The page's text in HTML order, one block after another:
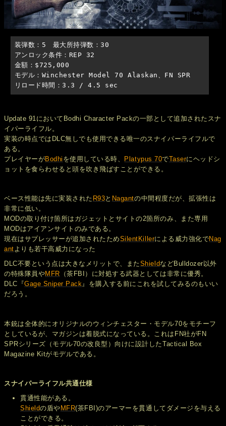
装弾数：5　最大所持弾数：30
アンロック条件：REP 32
金額：$725,000
モデル：Winchester Model 70 Alaskan、FN SPR
リロード時間：3.3 / 4.5 sec
Update 91においてBodhi Character Packの一部として追加されたスナ
イパーライフル。
実装の時点ではDLC無しでも使用できる唯一のスナイパーライフルで
ある。
プレイヤーがBodhi を使用している時、 Platypus 70でTaserにヘッドシ
ョットを食らわせると頭を吹き飛ばすことができる。
ベース性能は先に実装された R93と Nagantの中間程度だが、拡張性は
非常に低い。
MODの取り付け箇所はガジェットとサイトの2箇所のみ、また専用
MODはアイアンサイトのみである。
現在はサプレッサーが追加されたためSilentKillerによる威力強化でNag
antよりも若干高威力になった
DLC不要という点は大きなメリットで、またShieldなどBulldozer以外
の特殊隊員やMFR （茶FBI）に対処する武器としては非常に優秀。
DLC『Gage Sniper Pack』を購入する前にこれを試してみるのもいい
だろう。
本銃は全体的にオリジナルのウィンチェスター・モデル70をモチーフ
としているが、マガジンは着脱式になっている。これはFN社がFN
SPRシリーズ（モデル70の改良型）向けに設計したTactical Box
Magazine Kitがモデルである。
スナイパーライフル共通仕様
貫通性能がある。
Shieldの盾や MFR(茶FBI)のアーマーを貫通してダメージを与える
ことができる。